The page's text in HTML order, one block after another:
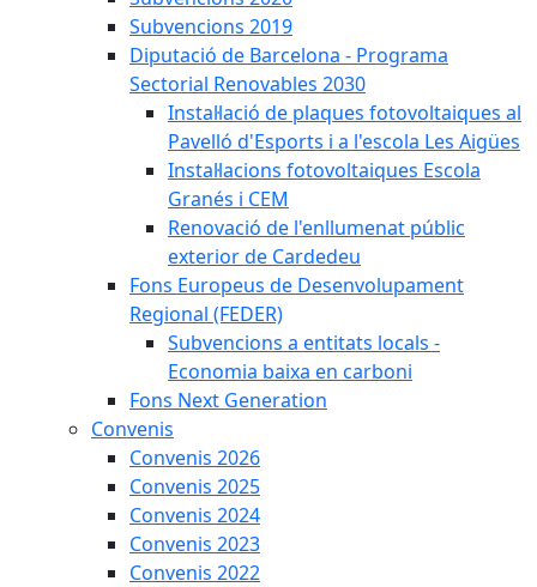
Subvencions 2019
Diputació de Barcelona - Programa
Sectorial Renovables 2030
Instal·lació de plaques fotovoltaiques al
Pavelló d'Esports i a l'escola Les Aigües
Instal·lacions fotovoltaiques Escola
Granés i CEM
Renovació de l'enllumenat públic
exterior de Cardedeu
Fons Europeus de Desenvolupament
Regional (FEDER)
Subvencions a entitats locals -
Economia baixa en carboni
Fons Next Generation
Convenis
Convenis 2026
Convenis 2025
Convenis 2024
Convenis 2023
Convenis 2022